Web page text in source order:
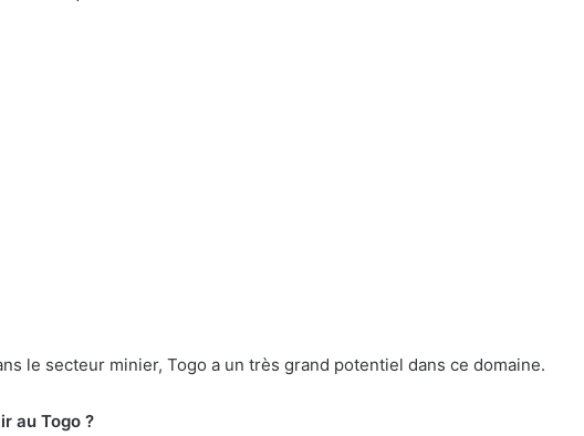
le secteur minier, Togo a un très grand potentiel dans ce domaine.
au Togo ?